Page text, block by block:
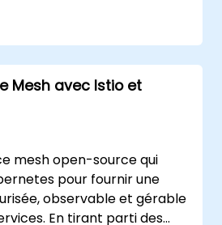
applications tierces
tant que charts Helm.
des packages Helm.
Mesh avec Istio et
mesh open-source qui
pour fournir une
observable et gérable
En tirant parti des